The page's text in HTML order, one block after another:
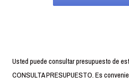
Usted puede consultar presupuesto de
CONSULTA PRESUPUESTO. Es